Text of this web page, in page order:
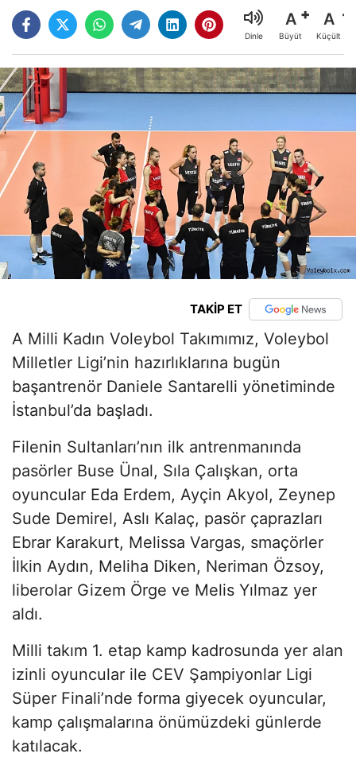
Dinle
A
Büyüt
A
Küçült
TAKİP ET
A Milli Kadın Voleybol Takımımız, Voleybol
Milletler Ligi’nin hazırlıklarına bugün
başantrenör Daniele Santarelli yönetiminde
İstanbul’da başladı.
Filenin Sultanları’nın ilk antrenmanında
pasörler Buse Ünal, Sıla Çalışkan, orta
oyuncular Eda Erdem, Ayçin Akyol, Zeynep
Sude Demirel, Aslı Kalaç, pasör çaprazları
Ebrar Karakurt, Melissa Vargas, smaçörler
İlkin Aydın, Meliha Diken, Neriman Özsoy,
liberolar Gizem Örge ve Melis Yılmaz yer
aldı.
Milli takım 1. etap kamp kadrosunda yer alan
izinli oyuncular ile CEV Şampiyonlar Ligi
Süper Finali’nde forma giyecek oyuncular,
kamp çalışmalarına önümüzdeki günlerde
katılacak.